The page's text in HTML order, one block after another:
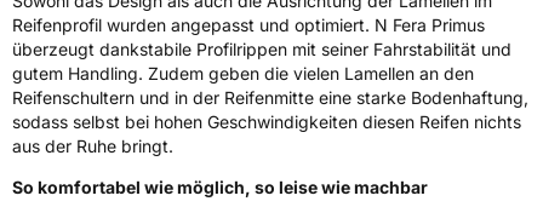
EPREL ID456818
Allgemeine Produktsicherheit (GPSR)
HerstellerkontaktNEXEN TIRE EUROPE s.r.o., Lise-Meitner-
Strasse 1 65779 Kelkheim Deutschland,
marketing.nte@nexentire.com
Reifenprofil wurden angepasst und optimiert. N Fera Primus
überzeugt dankstabile Profilrippen mit seiner Fahrstabilität und
gutem Handling. Zudem geben die vielen Lamellen an den
Reifenschultern und in der Reifenmitte eine starke Bodenhaftung,
sodass selbst bei hohen Geschwindigkeiten diesen Reifen nichts
aus der Ruhe bringt.
So komfortabel wie möglich, so leise wie machbar